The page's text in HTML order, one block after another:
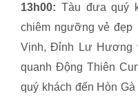
13h00: Tàu đưa quý
chiêm ngưỡng vẻ
Vịnh, Đỉnh Lư Hương
quanh Động Thiên
quý khách đến Hòn